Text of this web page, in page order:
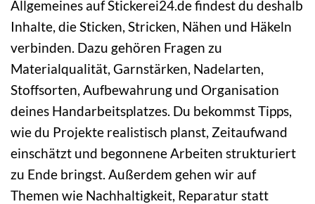
Allgemeines auf Stickerei24.de findest du deshalb
Inhalte, die Sticken, Stricken, Nähen und Häkeln
verbinden. Dazu gehören Fragen zu
Materialqualität, Garnstärken, Nadelarten,
Stoffsorten, Aufbewahrung und Organisation
deines Handarbeitsplatzes. Du bekommst Tipps,
wie du Projekte realistisch planst, Zeitaufwand
einschätzt und begonnene Arbeiten strukturiert
zu Ende bringst. Außerdem gehen wir auf
Themen wie Nachhaltigkeit, Reparatur statt